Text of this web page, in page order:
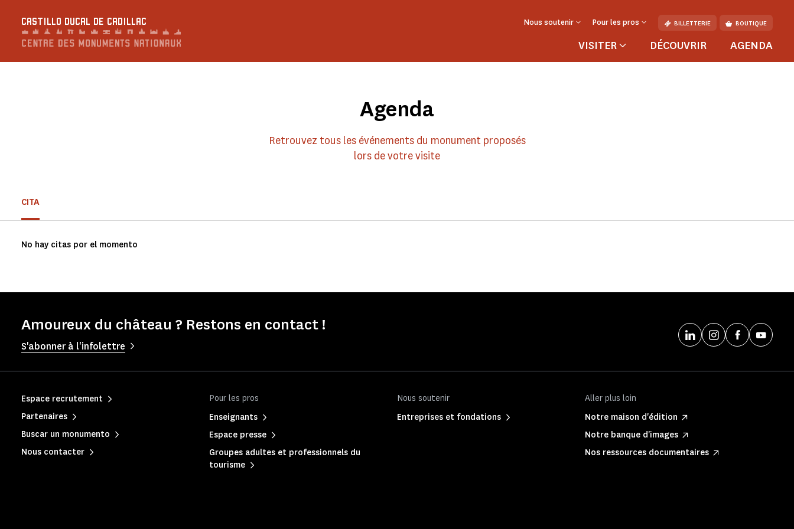
CASTILLO DUCAL DE CADILLAC Nous soutenir Pour les pros BILLETTERIE BOUTIQUE
VISITER DÉCOUVRIR AGENDA
Agenda
Retrouvez tous les événements du monument proposés
lors de votre visite
CITA
No hay citas por el momento
Amoureux du château ? Restons en contact !
S'abonner à l'infolettre
Pour les pros
Enseignants
Espace presse
Groupes adultes et professionnels du
tourisme
Nous soutenir
Entreprises et fondations
Aller plus loin
Notre maison d'édition
Notre banque d'images
Nos ressources documentaires
Espace recrutement
Partenaires
Buscar un monumento
Nous contacter